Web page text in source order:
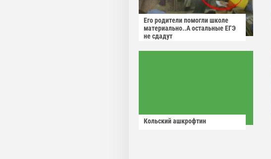
Его родители помогли школе
материально..А остальные ЕГЭ
не сдадут
Кольский ашкрофтин